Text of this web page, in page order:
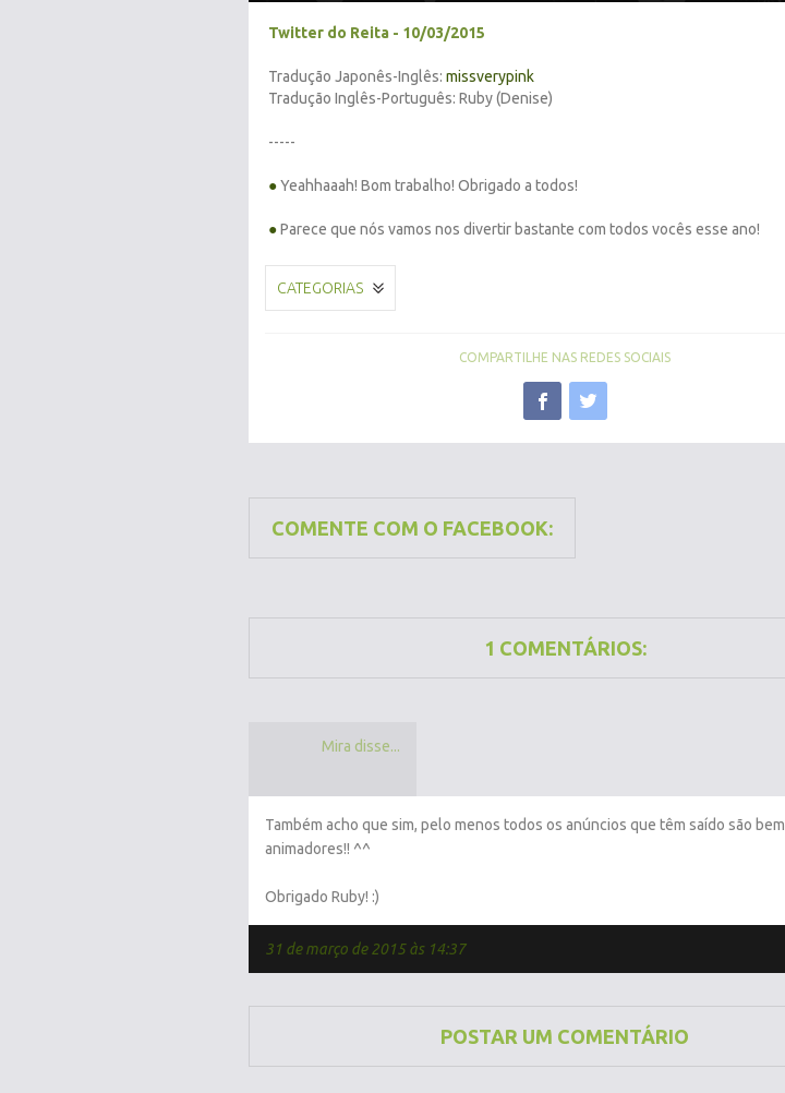
Twitter do Reita - 10/03/2015
Tradução Japonês-Inglês: missverypink
Tradução Inglês-Português: Ruby (Denise)
-----
●Yeahhaaah! Bom trabalho! Obrigado a todos!
●Parece que nós vamos nos divertir bastante com todos vocês esse ano!
CATEGORIAS
COMPARTILHE NAS REDES SOCIAIS
COMENTE COM O FACEBOOK:
1 COMENTÁRIOS:
Mira disse...
Também acho que sim, pelo menos todos os anúncios que têm saído são bem
animadores!! ^^
Obrigado Ruby! :)
31 de março de 2015 às 14:37
POSTAR UM COMENTÁRIO